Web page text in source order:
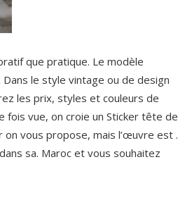
que pratique. Le modèle
le style vintage ou de design
les prix, styles et couleurs de
vue, on croie un Sticker tête de
on vous propose, mais l’œuvre est .
sa. Maroc et vous souhaitez